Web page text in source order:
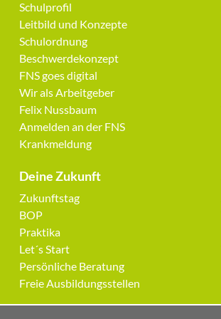
Navigation
überspringen
Schulprofil
Leitbild und Konzepte
Schulordnung
Beschwerdekonzept
FNS goes digital
Wir als Arbeitgeber
Felix Nussbaum
Anmelden an der FNS
Krankmeldung
Deine Zukunft
Navigation
überspringen
Zukunftstag
BOP
Praktika
Let´s Start
Persönliche Beratung
Freie Ausbildungsstellen